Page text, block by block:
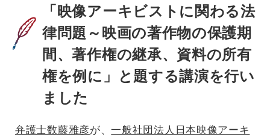
「映像アーキビストに関わる法
律問題～映画の著作物の保護期
間、著作権の継承、資料の所有
権を例に」と題する講演を行い
ました
弁護士数藤雅彦が、一般社団法人日本映像アーキ